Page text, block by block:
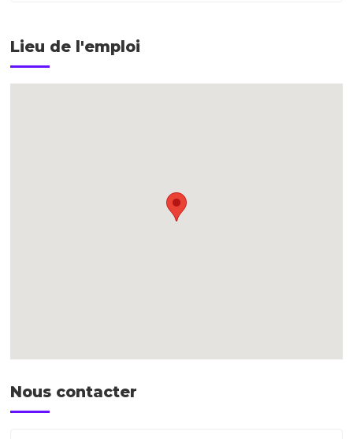
Lieu de l'emploi
Nous contacter